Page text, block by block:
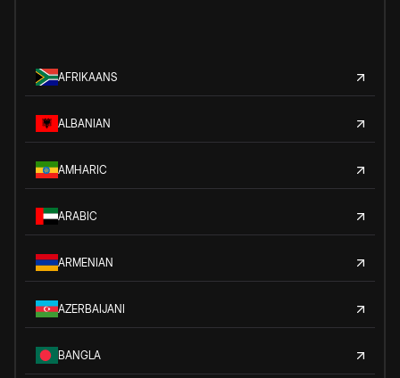
AFRIKAANS
ALBANIAN
AMHARIC
ARABIC
ARMENIAN
AZERBAIJANI
BANGLA